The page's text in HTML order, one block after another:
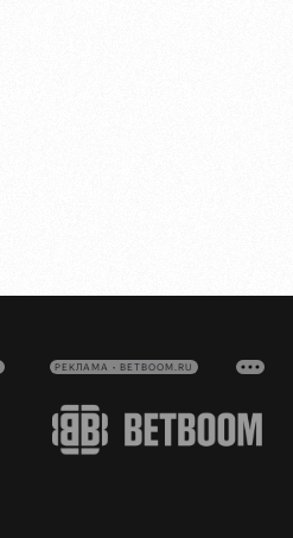
РЕКЛАМА • BETBOOM.RU